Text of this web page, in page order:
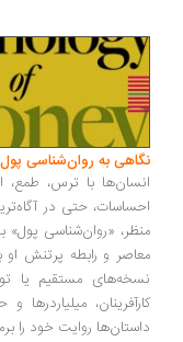
به روان‌شناسی پول | ایما
با ترس، طمع،
حتی در آگاه‌ترین
«روان‌شناسی پول» بیش از
و رابطه پرتنش او با
مستقیم یا توصیه‌های
میلیاردرها و
روایت خود را